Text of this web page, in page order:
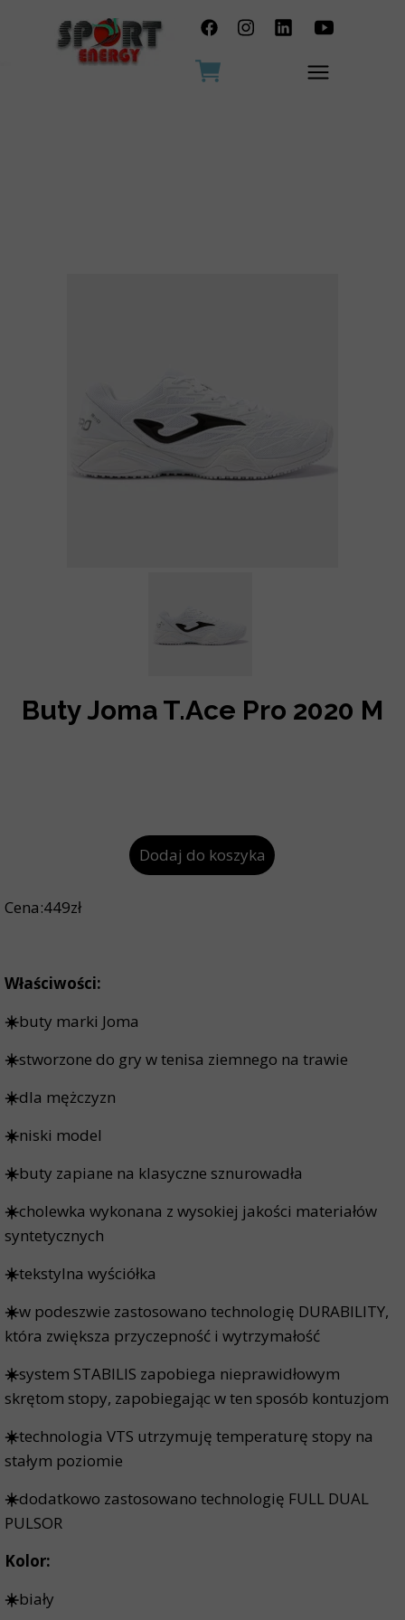
Buty Joma T.Ace Pro 2020 M
Cena:449zł
Właściwości:
☀️buty marki Joma
☀️stworzone do gry w tenisa ziemnego na trawie
☀️dla mężczyzn
☀️niski model
☀️buty zapiane na klasyczne sznurowadła
☀️cholewka wykonana z wysokiej jakości materiałów
syntetycznych
☀️tekstylna wyściółka
☀️w podeszwie zastosowano technologię DURABILITY,
która zwiększa przyczepność i wytrzymałość
☀️system STABILIS zapobiega nieprawidłowym
skrętom stopy, zapobiegając w ten sposób kontuzjom
☀️technologia VTS utrzymuję temperaturę stopy na
stałym poziomie
☀️dodatkowo zastosowano technologię FULL DUAL
PULSOR
Kolor:
☀️biały
Dodaj do koszyka